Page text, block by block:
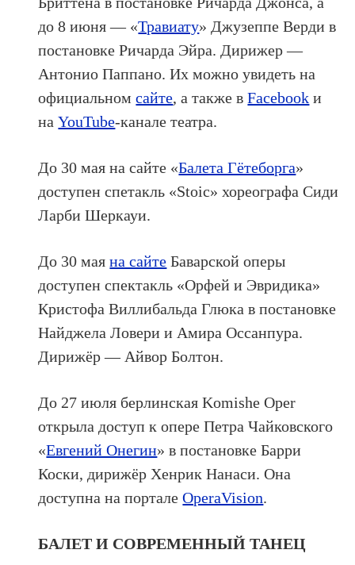
до 8 июня — «Травиату» Джузеппе Верди в
постановке Ричарда Эйра. Дирижер —
Антонио Паппано. Их можно увидеть на
официальномсайте, а также вFacebook и
наYouTube-канале театра.
До 30 мая на сайте «Балета Гётеборга»
доступен спетакль «Stoic» хореографа Сиди
Ларби Шеркауи.
До 30 маяна сайте Баварской оперы
доступен спектакль «Орфей и Эвридика»
Кристофа Виллибальда Глюка в постановке
Найджела Ловери и Амира Оссанпура.
Дирижёр — Айвор Болтон.
До 27 июля берлинская Komishe Oper
открыла доступ к опере Петра Чайковского
«Евгений Онегин» в постановке Барри
Коски, дирижёр Хенрик Нанаси. Она
доступна на порталеOperaVision.
БАЛЕТ И СОВРЕМЕННЫЙ ТАНЕЦ